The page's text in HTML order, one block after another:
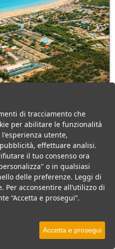
ideale per famiglie
MAPPA
di tracciamento che
per abilitare le funzionalità
utente,
effettuare analisi.
il tuo consenso ora
o in qualsiasi
delle preferenze. Leggi di
acconsentire all’utilizzo di
“Accetta e prosegui”.
Accetta e prosegui